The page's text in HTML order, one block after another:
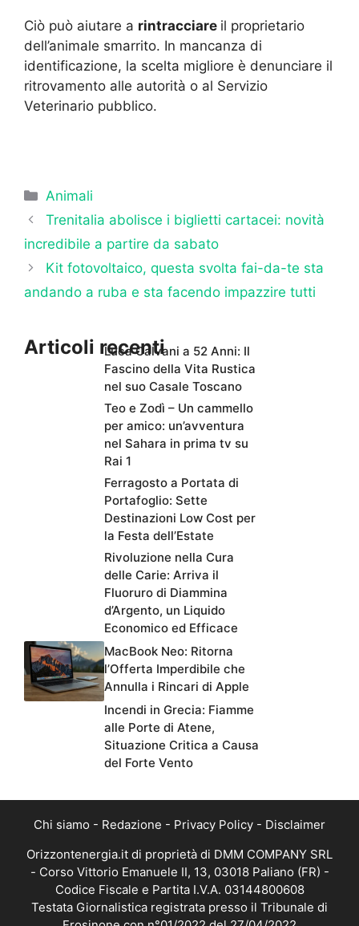
Ciò può aiutare a rintracciare il proprietario
dell’animale smarrito. In mancanza di
identificazione, la scelta migliore è denunciare il
ritrovamento alle autorità o al Servizio
Veterinario pubblico.
Categorie
Animali
Trenitalia abolisce i biglietti cartacei: novità
incredibile a partire da sabato
Kit fotovoltaico, questa svolta fai-da-te sta
andando a ruba e sta facendo impazzire tutti
Articoli recentiLuca Calvani a 52 Anni: Il
Fascino della Vita Rustica
nel suo Casale Toscano
Teo e Zodì – Un cammello
per amico: un’avventura
nel Sahara in prima tv su
Rai 1
Ferragosto a Portata di
Portafoglio: Sette
Destinazioni Low Cost per
la Festa dell’Estate
Rivoluzione nella Cura
delle Carie: Arriva il
Fluoruro di Diammina
d’Argento, un Liquido
Economico ed Efficace
MacBook Neo: Ritorna
l’Offerta Imperdibile che
Annulla i Rincari di Apple
Incendi in Grecia: Fiamme
alle Porte di Atene,
Situazione Critica a Causa
del Forte Vento
Chi siamo - Redazione - Privacy Policy - Disclaimer
Orizzontenergia.it di proprietà di DMM COMPANY SRL
- Corso Vittorio Emanuele II, 13, 03018 Paliano (FR) -
Codice Fiscale e Partita I.V.A. 03144800608
Testata Giornalistica registrata presso il Tribunale di